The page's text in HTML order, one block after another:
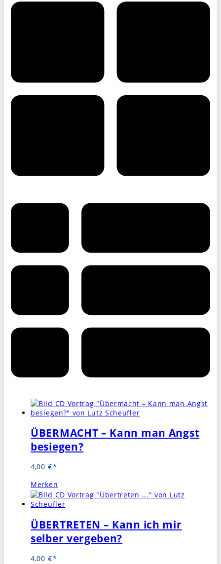
ÜBERMACHT – Kann man Angst
besiegen?
4,00 €
Merken
ÜBERTRETEN – Kann ich mir
selber vergeben?
4,00 €